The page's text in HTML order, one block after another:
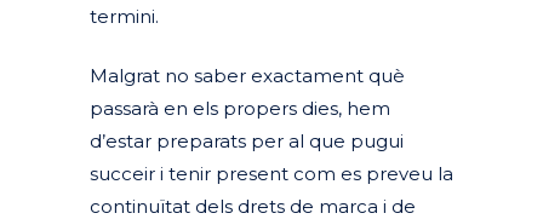
termini.
Malgrat no saber exactament què
passarà en els propers dies, hem
d’estar preparats per al que pugui
succeir i tenir present com es preveu la
continuïtat dels drets de marca i de